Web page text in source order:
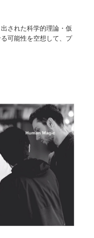
された科学的理論・仮
可能性を空想して、プ